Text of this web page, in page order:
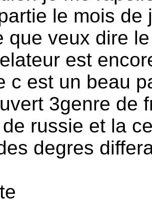
le mois de
que veux dire
est
c est un beau
3genre de
russie et la
degres